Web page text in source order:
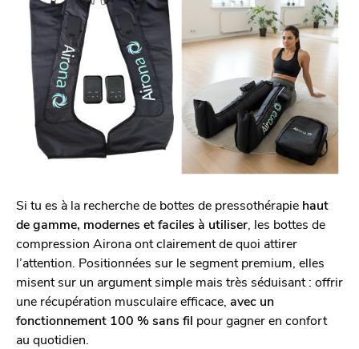
Si tu es à la recherche de bottes de pressothérapie haut
de gamme, modernes et faciles à utiliser , les bottes de
compression Airona ont clairement de quoi attirer
l’attention. Positionnées sur le segment premium, elles
misent sur un argument simple mais très séduisant : offrir
une récupération musculaire efficace, avec un
fonctionnement 100 % sans fil pour gagner en confort
au quotidien.